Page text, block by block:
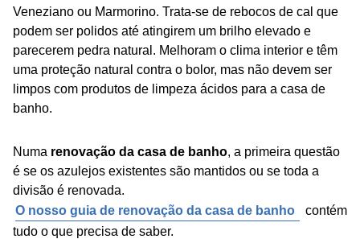
Veneziano ou Marmorino. Trata-se de rebocos de cal que
podem ser polidos até atingirem um brilho elevado e
parecerem pedra natural. Melhoram o clima interior e têm
uma proteção natural contra o bolor, mas não devem ser
limpos com produtos de limpeza ácidos para a casa de
banho.
Numa renovação da casa de banho, a primeira questão
é se os azulejos existentes são mantidos ou se toda a
divisão é renovada.
O nosso guia de renovação da casa de banho
contém
tudo o que precisa de saber.